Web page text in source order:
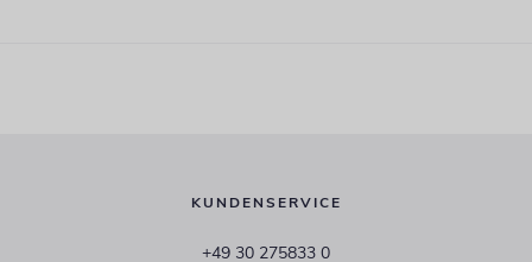
KUNDENSERVICE
+49 30 275833 0